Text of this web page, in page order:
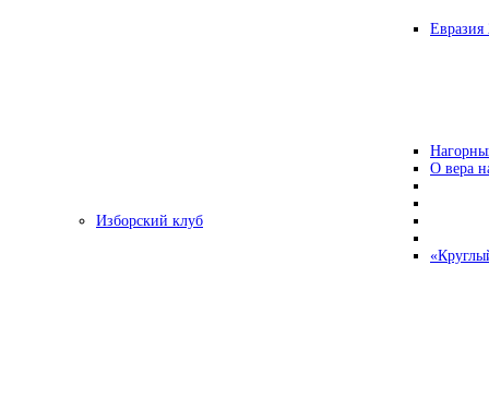
Евразия
О вера
Изборский клуб